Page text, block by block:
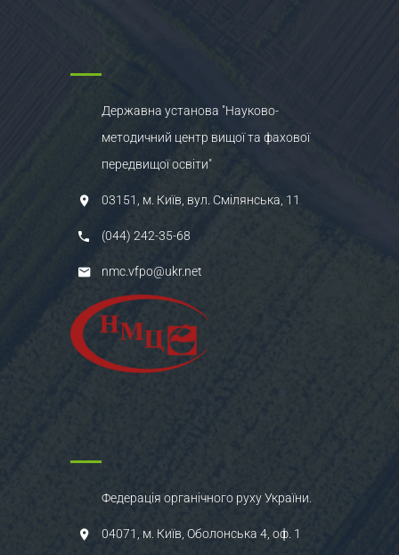
Державна установа "Науково-
методичний центр вищої та фахової
передвищої освіти"
03151, м. Київ, вул. Смілянська, 11
(044) 242-35-68
nmc.vfpo@ukr.net
Федерація органічного руху України.
04071, м. Київ, Оболонська 4, оф. 1